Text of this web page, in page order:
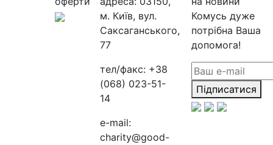
м. Київ, вул.
Саксаганського,
77
тел/факс: +38
(068) 023-51-
14
e-mail:
charity@good-
Комусь дуже
потрібна Ваша
допомога!
Підписатися